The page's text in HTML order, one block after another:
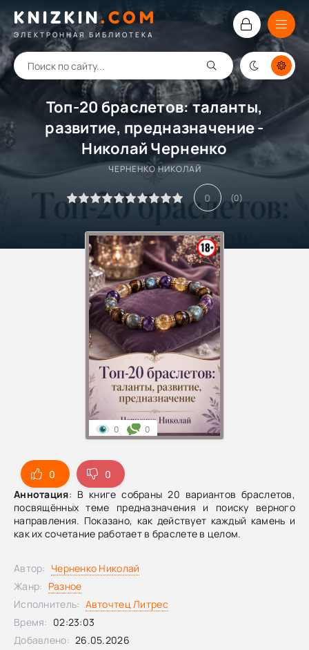
KNIZKIN. COM
ЭЛЕКТРОННАЯ БИБЛИОТЕКА
Топ-20 браслетов: таланты,
развитие, предназначение -
Николай Черненко
ЧЕРНЕНКО НИКОЛАЙ
0 (0)
0
0
Аннотация: В книге собраны 20 вариантов браслетов,
посвящённых теме предназначения и поиску верного
направления. Показано, как действует каждый камень и
как их сочетание работает в браслете в целом.
0 0
Автор: Черненко Николай
Жанр: Разное
Исполнитель: Авточтец Литрес
Время: 02:23:03
Добавлено: 26.05.2026